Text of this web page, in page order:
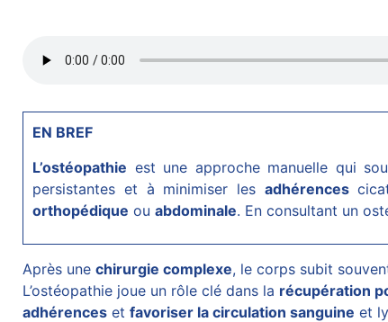
EN BREF
L’ostéopathie est une approche manuelle qui
persistantes et à minimiser les adhérences
orthopédique ouabdominale. En consultant un
Après unechirurgie complexe, le corps subit
L’ostéopathie joue un rôle clé dans la récupération
adhérences etfavoriser la circulation sanguine et